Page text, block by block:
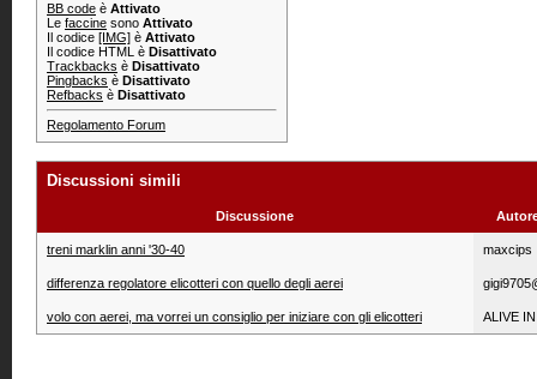
BB code è Attivato
Le faccine sono Attivato
Il codice [IMG] è Attivato
Il codice HTML è Disattivato
Trackbacks è Disattivato
Pingbacks è Disattivato
Refbacks è Disattivato
Regolamento Forum
Discussioni simili
Discussione
treni marklin anni '30-40 maxcips
differenza regolatore elicotteri con quello degli aerei
volo con aerei, ma vorrei un consiglio per iniziare con gli elicotteri ALIVE